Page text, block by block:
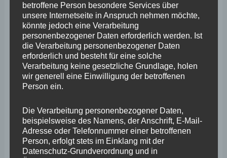
Neueste Beiträge
Wefelscheid lehnt Verfassungsänderung ab
VfL Kesselheim e.V. bittet Stadt um Unterstützung bei
Sanierung des Sportplatzes
Engstelle in Aachener Straße – Wefelscheid: „Rübenach
erstickt im Verkehr“
Wefelscheid besichtigt Fort Konstantin
Wefelscheid bei 3-jährigem Jubiläum von Particura
betroffene Person besondere Services über
unsere Internetseite in Anspruch nehmen möchte,
könnte jedoch eine Verarbeitung
personenbezogener Daten erforderlich werden. Ist
die Verarbeitung personenbezogener Daten
erforderlich und besteht für eine solche
Verarbeitung keine gesetzliche Grundlage, holen
wir generell eine Einwilligung der betroffenen
Person ein.
Die Verarbeitung personenbezogener Daten,
beispielsweise des Namens, der Anschrift, E-Mail-
Adresse oder Telefonnummer einer betroffenen
Person, erfolgt stets im Einklang mit der
Datenschutz-Grundverordnung und in